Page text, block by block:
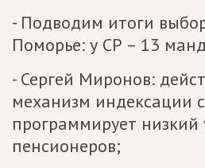
- Подводим итоги
Поморье: у СР – 13
- Сергей Миронов:
механизм индексации
программирует низкий
пенсионеров;